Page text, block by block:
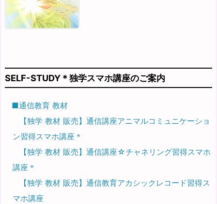
SELF-STUDY＊独学スマホ講座のご案内
■通信教育 教材
【独学 教材 販売】通信講座アニマルコミュニケーショ
ン習得スマホ講座＊
【独学 教材 販売】通信講座☆チャネリング習得スマホ
講座＊
【独学 教材 販売】通信教育アカシックレコード習得ス
マホ講座